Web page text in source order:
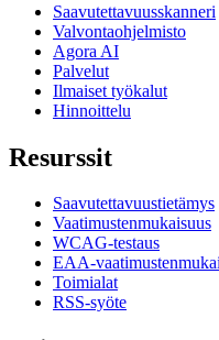
Saavutettavuusskanneri
Valvontaohjelmisto
Agora AI
Palvelut
Ilmaiset työkalut
Hinnoittelu
Resurssit
Saavutettavuustietämys
Vaatimustenmukaisuus
WCAG-testaus
EAA-
Toimialat
RSS-syöte